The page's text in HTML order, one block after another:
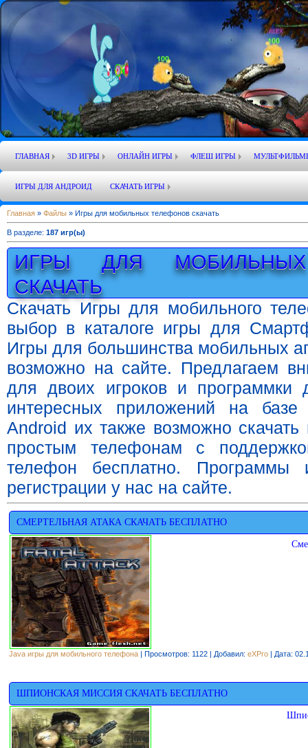
ГЛАВНАЯ 3D ИГРЫ ОНЛАЙН ИГРЫ ФЛЕШ ИГРЫ
ИГРЫ ДЛЯ АНДРОИД СКАЧАТЬ ИГРЫ
Главная » Файлы » Игры для мобильных телефонов скачать
В разделе: 187 игр(ы)
ИГРЫ ДЛЯ
СКАЧАТЬ
Скачать Игры для мобильного
выбор в каталоге игры для
Игры для большинства мобильных
возможно на сайте. Предлагаем
для двоих игроков и программки
интересных приложений на
Android их также возможно
простым телефонам с
телефон бесплатно. Программы
регистрации у нас на сайте.
СМЕРТЕЛЬНАЯ АТАКА СКАЧАТЬ БЕСПЛАТНО
Java игры для мобильного телефона | Просмотров: 1122 | Добавил: eXPro | Дата:
ШПИОНСКАЯ МИССИЯ СКАЧАТЬ БЕСПЛАТНО